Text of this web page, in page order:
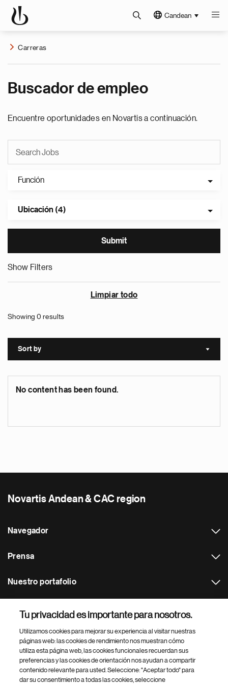
Candean
Carreras
Buscador de empleo
Encuentre oportunidades en Novartis a continuación.
Función
Ubicación (4)
Show Filters
Limpiar todo
Showing 0 results
Sort by Sort
No content has been found.
Novartis Andean & CAC region
Navegador
Prensa
Nuestro portafolio
Footer Site Search
Tu privacidad es importante para nosotros.
Utilizamos cookies para mejorar su experiencia al visitar nuestras
páginas web: las cookies de rendimiento nos muestran cómo
utiliza esta página web, las cookies funcionales recuerdan sus
preferencias y las cookies de orientación nos ayudan a compartir
contenido relevante para usted. Seleccione: "Aceptar todo" para
dar su consentimiento a todas las cookies, seleccione